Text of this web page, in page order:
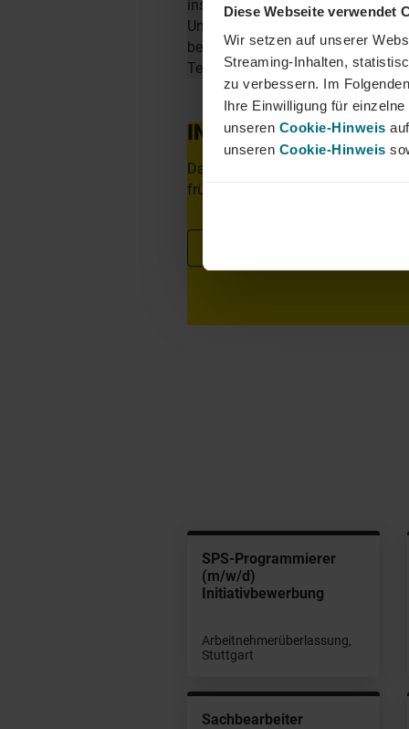
Diese Webseite verwendet
Wir setzen auf unserer
Streaming-Inhalten,
zu verbessern. Im
Ihre Einwilligung für
unseren Cookie-Hinweis
unseren Cookie-Hinweis
insbesondere in den Bereichen
Unternehmen zu finden. Als Teil
berufliche Perspektiven über
Team von YER - bei uns beginnt
INTERESSIERT?
Dann freuen wir uns über eine
frühestem Eintrittstermin über
SPS-Programmierer
(m/w/d)
Initiativbewerbung
Arbeitnehmerüberlassung,
Stuttgart
Sachbearbeiter